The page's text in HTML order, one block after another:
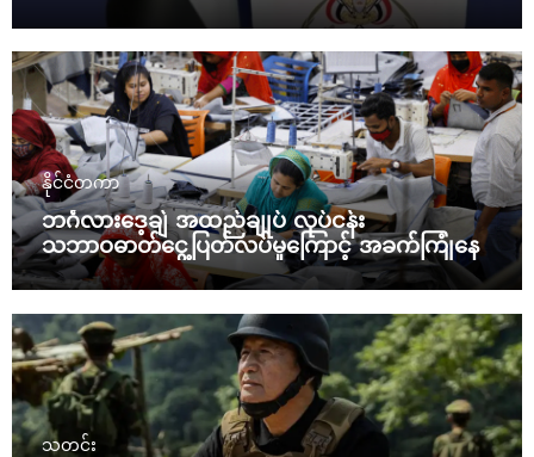
နိုင်ငံတကာ
ဘင်္ဂလားဒေ့ချ် အထည်ချုပ် လုပ်ငန်း
သဘာဝဓာတ်ငွေ့ပြတ်လပ်မှုကြောင့် အခက်ကြုံနေ
သတင်း